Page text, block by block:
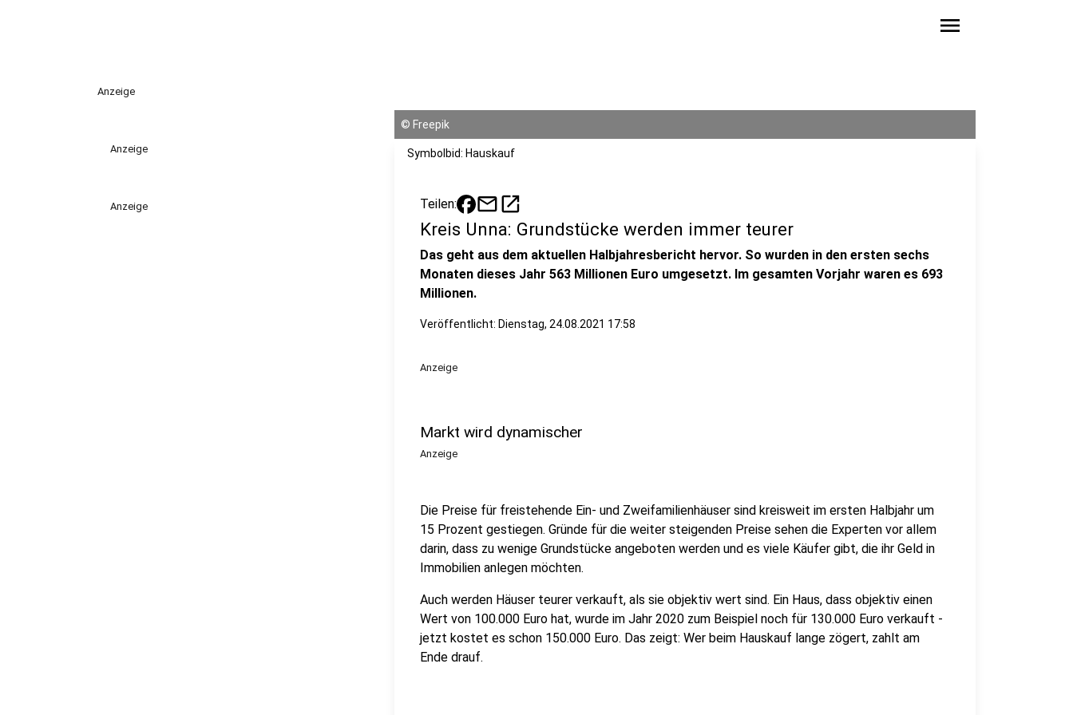
menu
Anzeige
Anzeige
Anzeige
© Freepik
Symbolbid: Hauskauf
Teilen: mailopen_in_new
Kreis Unna: Grundstücke werden immer teurer
Das geht aus dem aktuellen Halbjahresbericht hervor. So wurden in den ersten sechs
Monaten dieses Jahr 563 Millionen Euro umgesetzt. Im gesamten Vorjahr waren es 693
Millionen.
Veröffentlicht: Dienstag, 24.08.2021 17:58
Anzeige
Markt wird dynamischer
Anzeige
Die Preise für freistehende Ein- und Zweifamilienhäuser sind kreisweit im ersten Halbjahr um
15 Prozent gestiegen. Gründe für die weiter steigenden Preise sehen die Experten vor allem
darin, dass zu wenige Grundstücke angeboten werden und es viele Käufer gibt, die ihr Geld in
Immobilien anlegen möchten.
Auch werden Häuser teurer verkauft, als sie objektiv wert sind. Ein Haus, dass objektiv einen
Wert von 100.000 Euro hat, wurde im Jahr 2020 zum Beispiel noch für 130.000 Euro verkauft -
jetzt kostet es schon 150.000 Euro. Das zeigt: Wer beim Hauskauf lange zögert, zahlt am
Ende drauf.